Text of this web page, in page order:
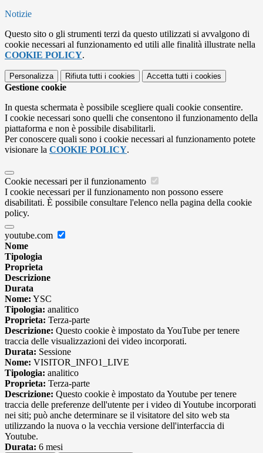
Notizie
Questo sito o gli strumenti terzi da questo utilizzati si avvalgono di
cookie necessari al funzionamento ed utili alle finalità illustrate nella
COOKIE POLICY.
Personalizza Rifiuta tutti i cookies Accetta tutti i cookies
Gestione cookie
In questa schermata è possibile scegliere quali cookie consentire.
I cookie necessari sono quelli che consentono il funzionamento della
piattaforma e non è possibile disabilitarli.
Per conoscere quali sono i cookie necessari al funzionamento potete
visionare la COOKIE POLICY.
Cookie necessari per il funzionamento
I cookie necessari per il funzionamento non possono essere
disabilitati. È possibile consultare l'elenco nella pagina della cookie
policy.
youtube.com
Nome
Tipologia
Proprieta
Descrizione
Durata
Nome: YSC
Tipologia: analitico
Proprieta: Terza-parte
Descrizione: Questo cookie è impostato da YouTube per tenere
traccia delle visualizzazioni dei video incorporati.
Durata: Sessione
Nome: VISITOR_INFO1_LIVE
Tipologia: analitico
Proprieta: Terza-parte
Descrizione: Questo cookie è impostato da Youtube per tenere
traccia delle preferenze dell'utente per i video di Youtube incorporati
nei siti; può anche determinare se il visitatore del sito web sta
utilizzando la nuova o la vecchia versione dell'interfaccia di
Youtube.
Durata: 6 mesi